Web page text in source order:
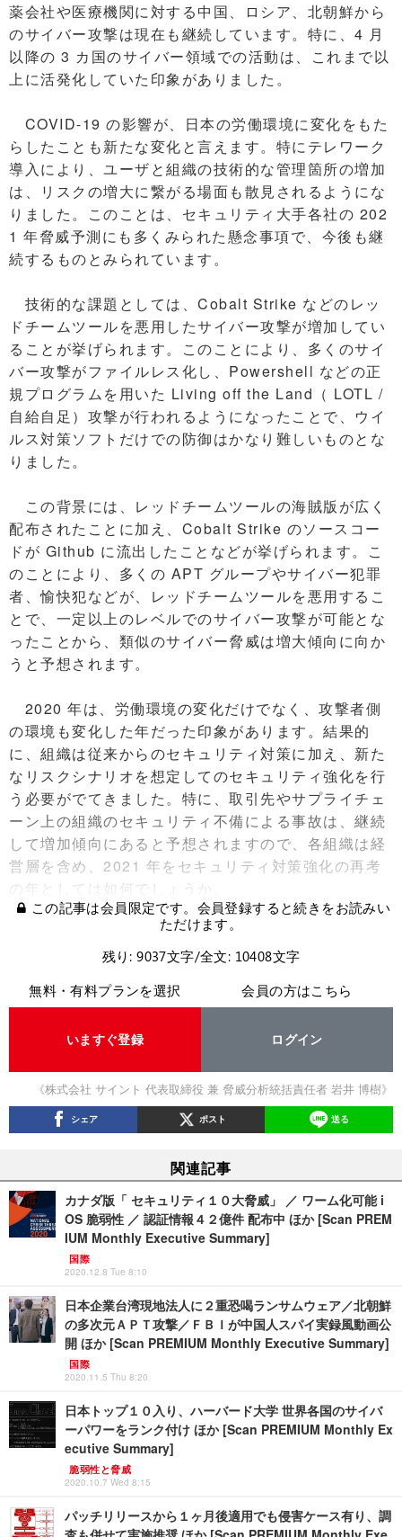
薬会社や医療機関に対する中国、ロシア、北朝鮮から
のサイバー攻撃は現在も継続しています。特に、4 月
以降の 3 カ国のサイバー領域での活動は、これまで以
上に活発化していた印象がありました。
COVID-19 の影響が、日本の労働環境に変化をもた
らしたことも新たな変化と言えます。特にテレワーク
導入により、ユーザと組織の技術的な管理箇所の増加
は、リスクの増大に繋がる場面も散見されるようにな
りました。このことは、セキュリティ大手各社の 202
1 年脅威予測にも多くみられた懸念事項で、今後も継
続するものとみられています。
技術的な課題としては、Cobalt Strike などのレッ
ドチームツールを悪用したサイバー攻撃が増加してい
ることが挙げられます。このことにより、多くのサイ
バー攻撃がファイルレス化し、Powershell などの正
規プログラムを用いた Living off the Land（ LOTL /
自給自足）攻撃が行われるようになったことで、ウイ
ルス対策ソフトだけでの防御はかなり難しいものとな
りました。
この背景には、レッドチームツールの海賊版が広く
配布されたことに加え、Cobalt Strike のソースコー
ドが Github に流出したことなどが挙げられます。こ
のことにより、多くの APT グループやサイバー犯罪
者、愉快犯などが、レッドチームツールを悪用するこ
とで、一定以上のレベルでのサイバー攻撃が可能とな
ったことから、類似のサイバー脅威は増大傾向に向か
うと予想されます。
2020 年は、労働環境の変化だけでなく、攻撃者側
の環境も変化した年だった印象があります。結果的
に、組織は従来からのセキュリティ対策に加え、新た
なリスクシナリオを想定してのセキュリティ強化を行
う必要がでてきました。特に、取引先やサプライチェ
ーン上の組織のセキュリティ不備による事故は、継続
して増加傾向にあると予想されますので、各組織は経
営層を含め、2021 年をセキュリティ対策強化の再考
の年としては如何でしょうか。
この記事は会員限定です。会員登録すると続きをお読みい
ただけます。
残り: 9037文字/全文: 10408文字
無料・有料プランを選択
いますぐ登録
会員の方はこちら
ログイン
《株式会社 サイント 代表取締役 兼 脅威分析統括責任者 岩井 博樹》
シェア ポスト 送る
関連記事
カナダ版「 セキュリティ１０大脅威」 ／ ワーム化可能 i
OS 脆弱性 ／ 認証情報４２億件 配布中 ほか [Scan PREM
IUM Monthly Executive Summary]
国際
2020.12.8 Tue 8:10
日本企業台湾現地法人に２重恐喝ランサムウェア／北朝鮮
の多次元ＡＰＴ攻撃／ＦＢＩが中国人スパイ実録風動画公
開 ほか [Scan PREMIUM Monthly Executive Summary]
国際
2020.11.5 Thu 8:20
日本トップ１０入り、ハーバード大学 世界各国のサイバ
ーパワーをランク付け ほか [Scan PREMIUM Monthly Ex
ecutive Summary]
脆弱性と脅威
2020.10.7 Wed 8:15
パッチリリースから１ヶ月後適用でも侵害ケース有り、調